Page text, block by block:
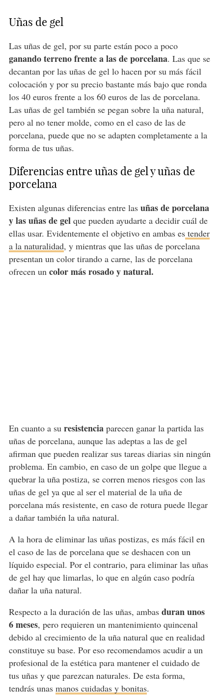
Uñas de gel
Las uñas de gel, por su parte están poco a poco
ganando terreno frente a las de porcelana. Las que se
decantan por las uñas de gel lo hacen por su más fácil
colocación y por su precio bastante más bajo que ronda
los 40 euros frente a los 60 euros de las de porcelana.
Las uñas de gel también se pegan sobre la uña natural,
pero al no tener molde, como en el caso de las de
porcelana, puede que no se adapten completamente a la
forma de tus uñas.
Diferencias entre uñas de gel y uñas de
porcelana
Existen algunas diferencias entre las uñas de porcelana
y las uñas de gelque pueden ayudarte a decidir cuál de
ellas usar. Evidentemente el objetivo en ambas estender
a la naturalidad, y mientras que las uñas de porcelana
presentan un color tirando a carne, las de porcelana
ofrecen un color más rosado y natural.
En cuanto a su resistenciaparecen ganar la partida las
uñas de porcelana, aunque las adeptas a las de gel
afirman que pueden realizar sus tareas diarias sin ningún
problema. En cambio, en caso de un golpe que llegue a
quebrar la uña postiza, se corren menos riesgos con las
uñas de gel ya que al ser el material de la uña de
porcelana más resistente, en caso de rotura puede llegar
a dañar también la uña natural.
A la hora de eliminar las uñas postizas, es más fácil en
el caso de las de porcelana que se deshacen con un
líquido especial. Por el contrario, para eliminar las uñas
de gel hay que limarlas, lo que en algún caso podría
dañar la uña natural.
Respecto a la duración de las uñas, ambas duran unos
6 meses, pero requieren un mantenimiento quincenal
debido al crecimiento de la uña natural que en realidad
constituye su base. Por eso recomendamos acudir a un
profesional de la estética para mantener el cuidado de
tus uñas y que parezcan naturales. De esta forma,
tendrás unas manos cuidadas y bonitas.